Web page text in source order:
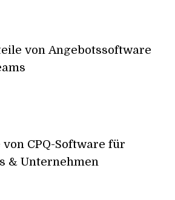
von Angebotssoftware
von CPQ-Software für
& Unternehmen